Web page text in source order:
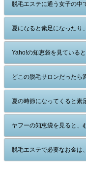
脱毛エステに通う女子の中
夏になると素足になったり
Yaho!の知恵袋を見ている
どこの脱毛サロンだったら
夏の時節になってくると素
ヤフーの知恵袋を見ると、
脱毛エステで必要なお金は